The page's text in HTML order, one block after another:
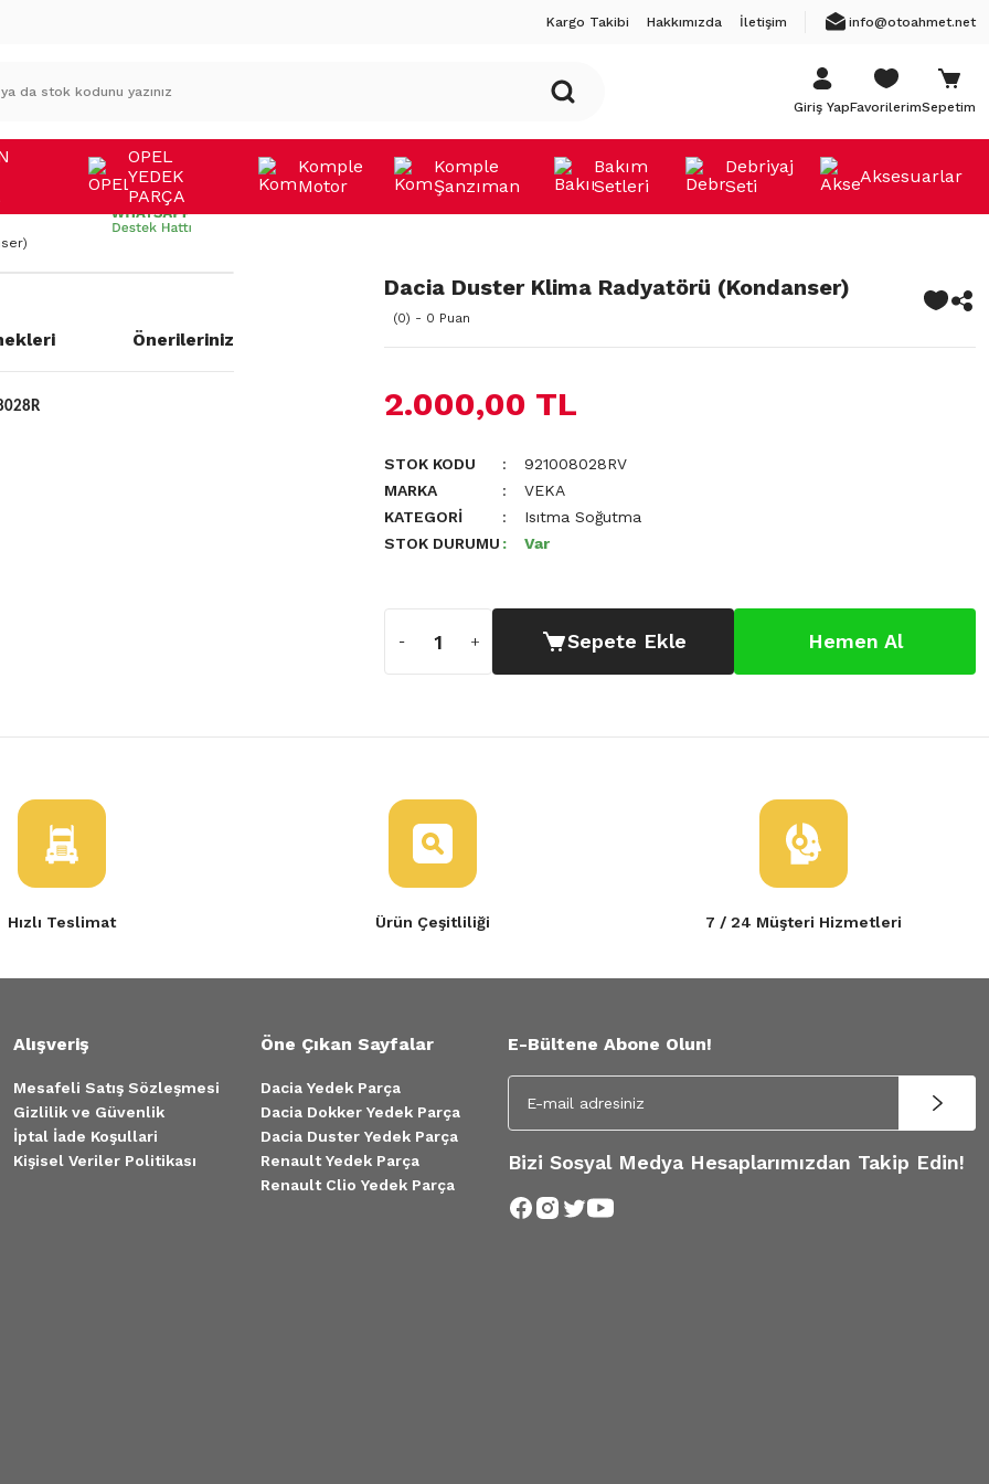
Kargo Takibi Hakkımızda İletişim info@otoahmet.net
Giriş YapFavorilerimSepetim
OPEL
YEDEK
PARÇA
Komple
Motor
Komple
Şanzıman
Bakım
Setleri
Debriyaj
Seti
Aksesuarlar
Önerileriniz
Dacia Duster Klima Radyatörü (Kondanser)
(0) - 0 Puan
2.000,00 TL
STOK KODU
921008028RV
MARKA
VEKA
KATEGORI
Isıtma Soğutma
STOK DURUMU
Var
Sepete Ekle Hemen Al
Hızlı Teslimat Ürün Çeşitliliği 7 / 24 Müşteri Hizmetleri
Alışveriş
Mesafeli Satış Sözleşmesi
Gizlilik ve Güvenlik
İptal İade Koşullari
Kişisel Veriler Politikası
Öne Çıkan Sayfalar
Dacia Yedek Parça
Dacia Dokker Yedek Parça
Dacia Duster Yedek Parça
Renault Yedek Parça
Renault Clio Yedek Parça
E-Bültene Abone Olun!
Bizi Sosyal Medya Hesaplarımızdan Takip Edin!